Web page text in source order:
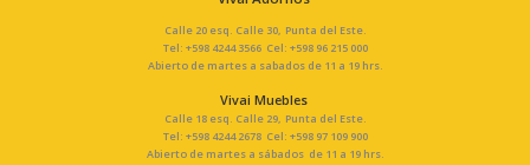
Calle 20 esq. Calle 30, Punta del Este.
Tel: +598 4244 3566 Cel: +598 96 215 000
Abierto de martes a sabados de 11 a 19 hrs.
Vivai Muebles
Calle 18 esq. Calle 29, Punta del Este.
Tel: +598 4244 2678 Cel: +598 97 109 900
Abierto de martes a sábados de 11 a 19 hrs.